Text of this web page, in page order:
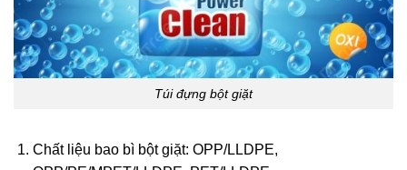
Túi đựng bột giặt
Chất liệu bao bì bột giặt: OPP/LLDPE,